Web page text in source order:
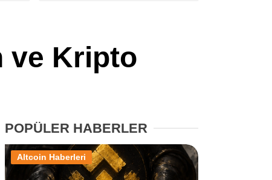
Altcoin Haberleri
XRP Haberleri
Memecoin Haberleri
Stablecoin Haberleri
ve Kripto
POPÜLER HABERLER
Altcoin Haberleri